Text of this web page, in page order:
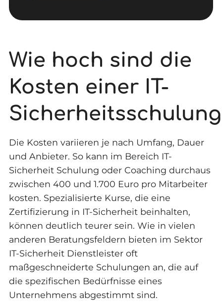
Wie hoch sind die
Kosten einer IT-
Die Kosten variieren je nach Umfang, Dauer
und Anbieter. So kann im Bereich IT-
Sicherheit Schulung oder Coaching durchaus
zwischen 400 und 1.700 Euro pro Mitarbeiter
kosten. Spezialisierte Kurse, die eine
Zertifizierung in IT-Sicherheit beinhalten,
können deutlich teurer sein. Wie in vielen
anderen Beratungsfeldern bieten im Sektor
IT-Sicherheit Dienstleister oft
maßgeschneiderte Schulungen an, die auf
die spezifischen Bedürfnisse eines
Unternehmens abgestimmt sind.